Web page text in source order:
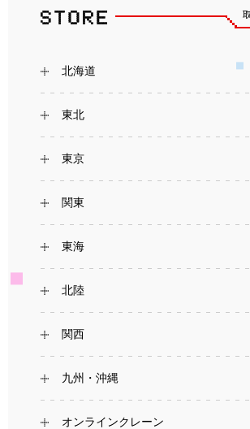
北海道
東北
東京
関東
東海
北陸
関西
九州・沖縄
オンラインクレーン